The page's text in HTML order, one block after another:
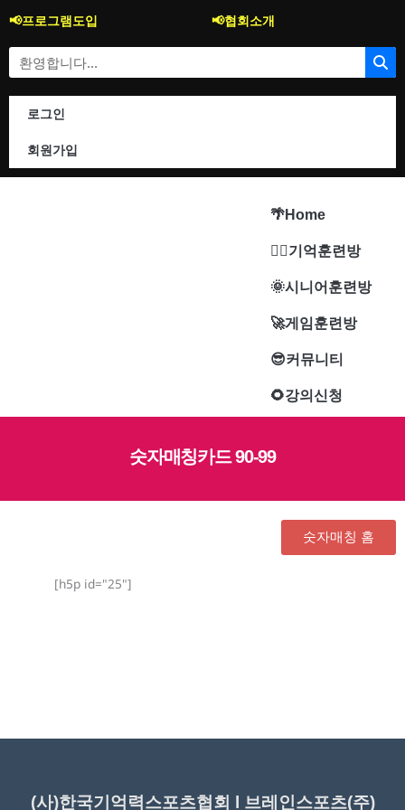
텐
츠
📢프로그램도입 📢협회소개
Search
로그인
회원가입
🌴Home
🐱‍🚀기억훈련방
🌞시니어훈련방
🚀게임훈련방
😎커뮤니티
🌻강의신청
숫자매칭카드 90-99
숫자매칭 홈
[h5p id="25"]
(사)한국기억력스포츠협회 l 브레인스포츠(주)